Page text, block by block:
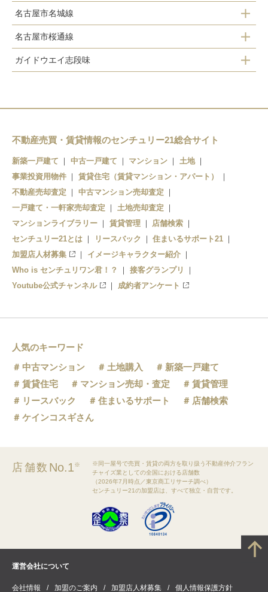
森下駅
大曽根駅
新栄町駅
名古屋市名城線
大曽根駅
砂田橋駅
名古屋市桜通線
高岳駅
ガイドウエイ志段味
ナゴヤドーム前矢田駅
砂田橋駅
不動産売買・賃貸情報のセンチュリー21総合サイト
新築一戸建て 中古一戸建て マンション
土地
事業投資用物件
賃貸住宅（賃貸マンション・アパート）
不動産売却査定
中古マンション売却査定
一戸建て・一軒家売却査定
土地売却査定
マンションライブラリー
賃貸管理
店舗検索
センチュリー21とは
リースバック
住まいるサポート21
加盟店人材募集
イメージキャラクター紹介
Who is センチュリワン君！？
接客グランプリ
Youtube公式チャンネル
成約者アンケート
人気のキーワード
中古マンション
土地購入
新築一戸建て
賃貸住宅
マンション売却・査定
賃貸管理
リースバック
住まいるサポート
店舗検索
ケインコスギさん
店舗数 No.1※
※同一屋号で売買・賃貸の両方を取り扱う不動産仲介フラン
チャイズ業としての全国における店舗数
（2026年7月時点／東京商工リサーチ調べ）
センチュリー21の加盟店は、すべて独立・自営です。
運営会社について
会社情報 加盟のご案内 加盟店人材募集 個人情報保護方針